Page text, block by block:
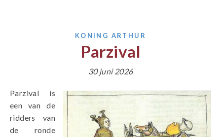
KONING ARTHUR
Parzival
30 juni 2026
Parzival is
een van de
ridders van
de ronde